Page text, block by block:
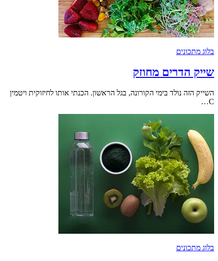
בלוג מתכונים
שייק הדרים מחוזק
השייק הזה נולד בימי הקורונה, בגל הראשון. הכנתי אותו לחיזוקית ויטמין
C…
בלוג מתכונים